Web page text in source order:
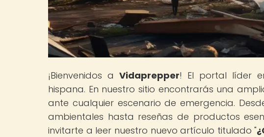
¡Bienvenidos aVidaprepper! El portal líder
hispana. En nuestro sitio encontrarás una
ante cualquier escenario de emergencia.
ambientales hasta reseñas de productos
invitarte a leer nuestro nuevo artículo titulado "